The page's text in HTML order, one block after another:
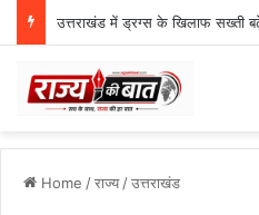
Home /राज्य/उत्तराखंड